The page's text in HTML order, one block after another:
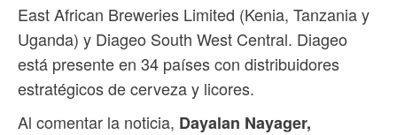
East African Breweries Limited (Kenia, Tanzania y
Uganda) y Diageo South West Central. Diageo
está presente en 34 países con distribuidores
estratégicos de cerveza y licores.
Al comentar la noticia, Dayalan Nayager,